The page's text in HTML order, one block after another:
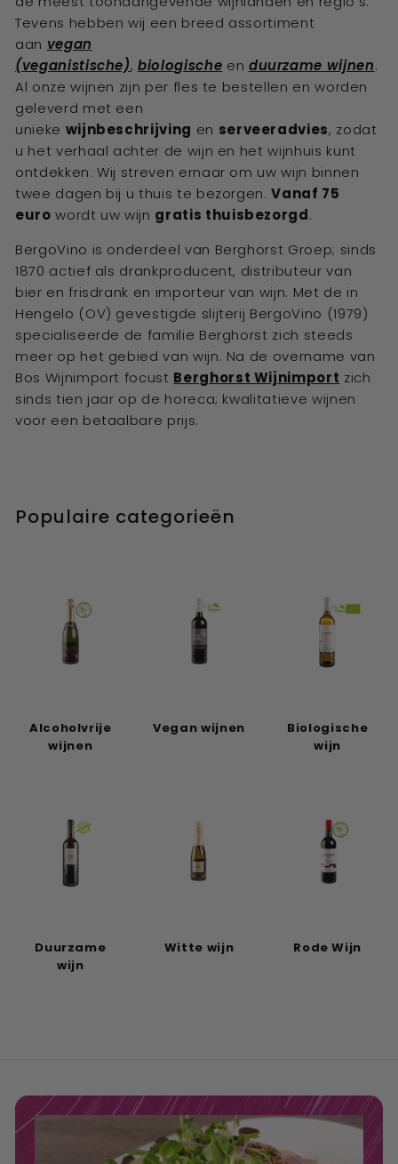
Tevens hebben wij een breed assortiment
aan vegan
(veganistische), biologische en duurzame wijnen.
Al onze wijnen zijn per fles te bestellen en worden
geleverd met een
unieke wijnbeschrijving en serveeradvies, zodat
u het verhaal achter de wijn en het wijnhuis kunt
ontdekken. Wij streven ernaar om uw wijn binnen
twee dagen bij u thuis te bezorgen. Vanaf 75
euro wordt uw wijn gratis thuisbezorgd.
BergoVino is onderdeel van Berghorst Groep; sinds
1870 actief als drankproducent, distributeur van
bier en frisdrank en importeur van wijn. Met de in
Hengelo (OV) gevestigde slijterij BergoVino (1979)
specialiseerde de familie Berghorst zich steeds
meer op het gebied van wijn. Na de overname van
Bos Wijnimport focust Berghorst Wijnimport zich
sinds tien jaar op de horeca; kwalitatieve wijnen
voor een betaalbare prijs.
Populaire categorieën
Alcoholvrije
wijnen
Vegan wijnen
Biologische
wijn
Duurzame
wijn
Witte wijn Rode Wijn